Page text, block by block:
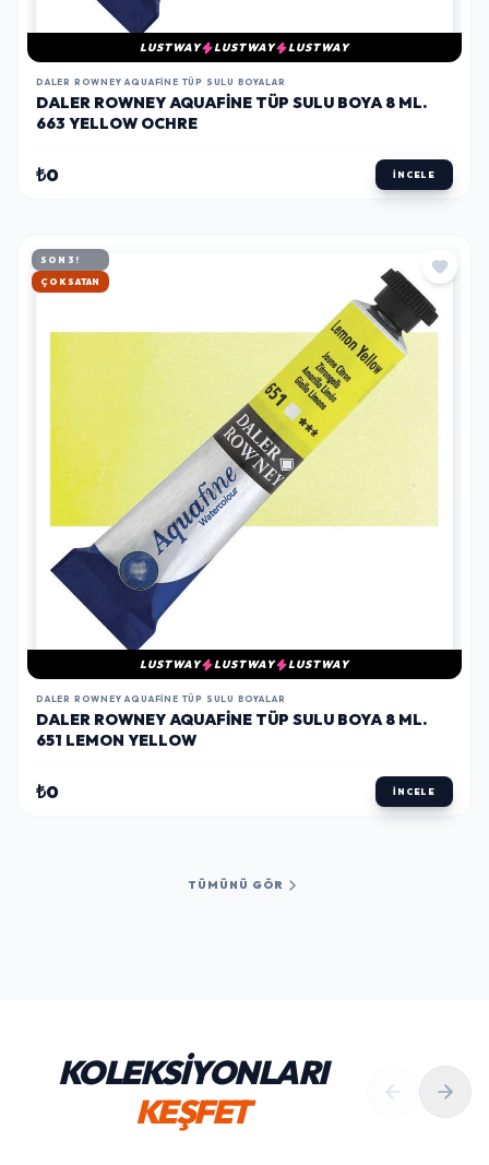
LUSTWAY LUSTWAY LUSTWAY
DALER ROWNEY AQUAFINE TÜP SULU BOYALAR
DALER ROWNEY AQUAFINE TÜP SULU BOYA 8 ML.
663 YELLOW OCHRE
₺0 İNCELE
SON 3!
HIZLI KARGO
LUSTWAY LUSTWAY LUSTWAY
DALER ROWNEY AQUAFINE TÜP SULU BOYALAR
DALER ROWNEY AQUAFINE TÜP SULU BOYA 8 ML.
651 LEMON YELLOW
₺0 İNCELE
TÜMÜNÜ GÖR
KOLEKSİYONLARI
KEŞFET